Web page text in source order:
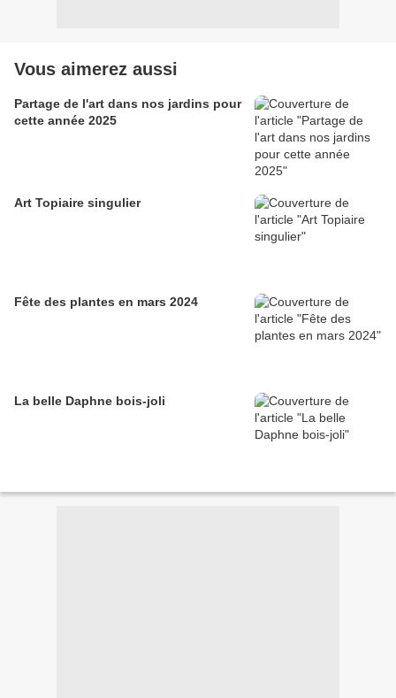
Vous aimerez aussi
Partage de l'art dans nos jardins pour
cette année 2025
Art Topiaire singulier
Fête des plantes en mars 2024
La belle Daphne bois-joli